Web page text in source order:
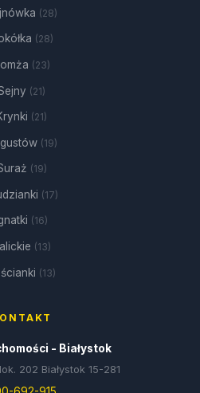
(28)
(28)
(23)
(21)
(21)
(19)
(19)
(17)
(16)
(13)
(13)
- Białystok
202 Białystok 15-281